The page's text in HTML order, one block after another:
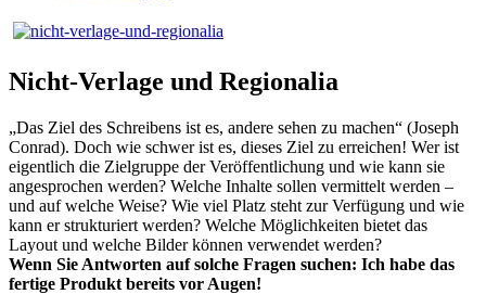
Nicht-Verlage und Regionalia
„Das Ziel des Schreibens ist es, andere sehen zu machen“ (Joseph
Conrad). Doch wie schwer ist es, dieses Ziel zu erreichen! Wer ist
eigentlich die Zielgruppe der Veröffentlichung und wie kann sie
angesprochen werden? Welche Inhalte sollen vermittelt werden –
und auf welche Weise? Wie viel Platz steht zur Verfügung und wie
kann er strukturiert werden? Welche Möglichkeiten bietet das
Layout und welche Bilder können verwendet werden?
Wenn Sie Antworten auf solche Fragen suchen: Ich habe das
fertige Produkt bereits vor Augen!